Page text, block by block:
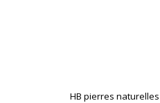
HB pierres naturelles